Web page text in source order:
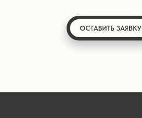
ОСТАВИТЬ ЗАЯВКУ